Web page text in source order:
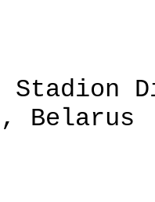
Belarus